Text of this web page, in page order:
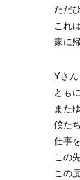
ただ
これ
家に
Yさ
とも
また
僕た
仕事
この
この